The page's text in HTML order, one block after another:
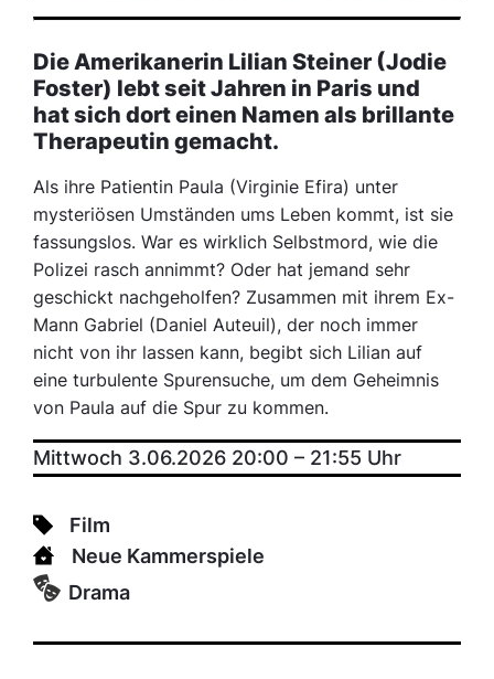
Die Amerikanerin Lilian Steiner (Jodie
Foster) lebt seit Jahren in Paris und
hat sich dort einen Namen als brillante
Therapeutin gemacht.
Als ihre Patientin Paula (Virginie Efira) unter
mysteriösen Umständen ums Leben kommt, ist sie
fassungslos. War es wirklich Selbstmord, wie die
Polizei rasch annimmt? Oder hat jemand sehr
geschickt nachgeholfen? Zusammen mit ihrem Ex-
Mann Gabriel (Daniel Auteuil), der noch immer
nicht von ihr lassen kann, begibt sich Lilian auf
eine turbulente Spurensuche, um dem Geheimnis
von Paula auf die Spur zu kommen.
Mittwoch 3.06.2026 20:00 – 21:55 Uhr
Film
Neue Kammerspiele
Drama